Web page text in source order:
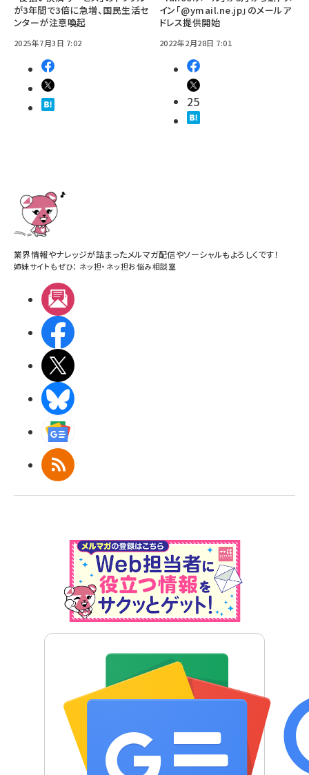
が3年間で3倍に急増、国民生活セ
ンターが注意喚起
2025年7月3日 7:02
イン「@ymail.ne.jp」のメールア
ドレス提供開始
2022年2月28日 7:01
25
業界情報やナレッジが詰まったメルマガ配信やソーシャルもよろしくです！
姉妹サイトもぜひ： ネッ担・ ネッ担お悩み相談室
RSS